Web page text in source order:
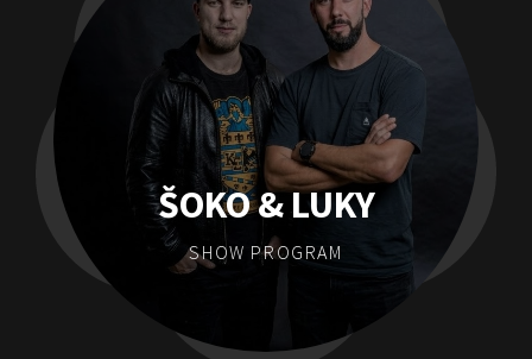
ŠOKO & LUKY
SHOW PROGRAM